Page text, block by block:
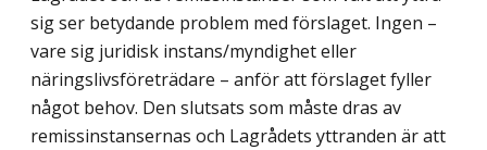
sig ser betydande problem med förslaget. Ingen –
vare sig juridisk instans/myndighet eller
näringslivsföreträdare – anför att förslaget fyller
något behov. Den slutsats som måste dras av
remissinstansernas och Lagrådets yttranden är att